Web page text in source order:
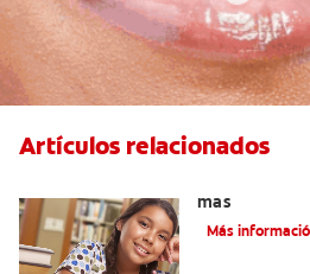
Artículos relacionados
más
Más